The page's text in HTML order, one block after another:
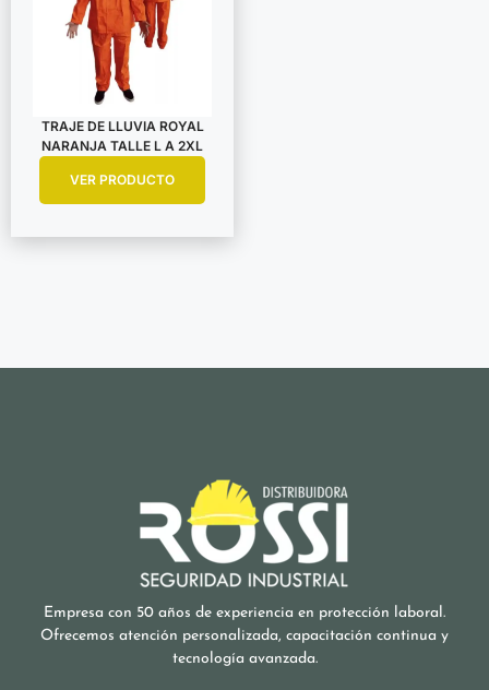
TRAJE DE LLUVIA ROYAL
NARANJA TALLE L A 2XL
VER PRODUCTO
Empresa con 50 años de experiencia en protección laboral.
Ofrecemos atención personalizada, capacitación continua y
tecnología avanzada.